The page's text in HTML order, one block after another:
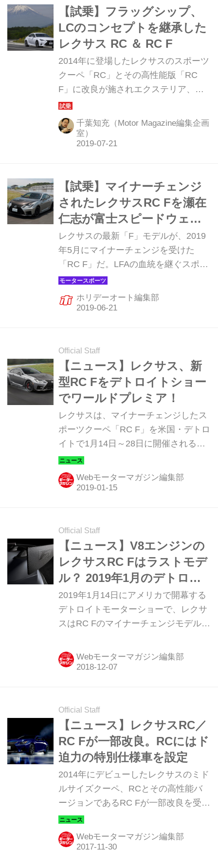
【試乗】フラッグシップ、
LCのコンセプトを継承した
レクサス RC ＆ RC F
2014年に登場したレクサスのスポーツ
クーペ「RC」とその高性能版「RC
F」に改良が施されエクステリア、イ
ンテリア、パフォーマンスなどがアッ
プデートされた。どこがどのように進
化したのだろうか。プレス試乗会から
その印象をレポートする。
千葉知充（Motor Magazine編集企画
室）
【試乗】マイナーチェンジ
されたレクサスRC Fを瀬在
仁志が富士スピードウェイ
で全開試乗！
レクサスの最新「F」モデルが、2019
年5月にマイナーチェンジを受けた
「RC F」だ。LFAの血統を継ぐスポー
ツクーペに、その開発の舞台となって
いる富士スピードウェイで試乗。その
進化は果たして…。
ホリデーオート編集部
Official Staff
【ニュース】レクサス、新
型RC Fをデトロイトショー
でワールドプレミア！
レクサスは、マイナーチェンジしたス
ポーツクーペ「RC F」を米国・デトロ
イトで1月14日～28日に開催される
2019年北米国際自動車ショー（通称：
デトロイトショー）で世界初公開す
る。
Webモーターマガジン編集部
Official Staff
【ニュース】V8エンジンの
レクサスRC Fはラストモデ
ル？ 2019年1月のデトロイ
トショーでマイチェン
2019年1月14日にアメリカで開幕する
デトロイトモーターショーで、レクサ
スはRC Fのマイナーチェンジモデルを
ボン製と思われるリアスポイラーの画
像を公開した。
Webモーターマガジン編集部
Official Staff
【ニュース】レクサスRC／
RC Fが一部改良。RCにはド
迫力の特別仕様車を設定
2014年にデビューしたレクサスのミド
ルサイズクーペ、RCとその高性能バ
ージョンであるRC Fが一部改良を受け
た。また、それと同時に内外装をブラ
ック基調で精悍に仕上げた特別仕様車
が設定されている。
Webモーターマガジン編集部